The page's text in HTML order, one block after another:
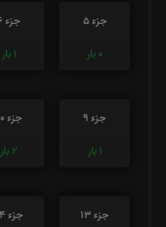
جزء 5
0 بار
جزء 6
1 بار
جزء 9
1 بار
جزء 10
2 بار
جزء 13
جزء 14